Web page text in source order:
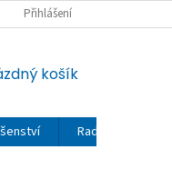
REKLAMAČNÍ ŘÁD
Přihlášení
košík
Rady a návody